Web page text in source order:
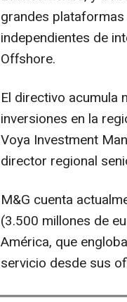
grandes
independientes de
Offshore.
El directivo acumula
inversiones en la
Voya Investment
director regional
M&G cuenta
(3.500 millones de
América, que
servicio desde sus